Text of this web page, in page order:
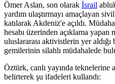
Ömer Aslan, son olarak İsrail
yardım ulaştırmayı amaçlayan
katılarak Akdeniz'e açıldı.
hesabı üzerinden açıklama
uluslararası aktivistlerin yer aldığı
gemilerinin silahlı müdahalede
Öztürk, canlı yayında teknelerine
belirterek şu ifadeleri kullandı: